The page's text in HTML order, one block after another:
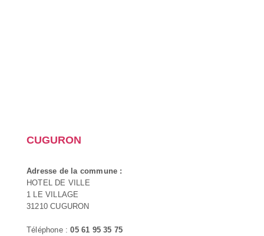
CUGURON
Adresse de la commune :
HOTEL DE VILLE
1 LE VILLAGE
31210 CUGURON
Téléphone :05 61 95 35 75